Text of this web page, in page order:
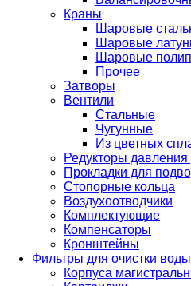
Краны
Шаровые
Шаровые
Шаровые
Прочее
Затворы
Вентили
Стальные
Чугунные
Из цветных
Редукторы
Прокладки для
Стопорные кольца
Воздухоотводчики
Комплектующие
Компенсаторы
Кронштейны
Фильтры для очистки воды
Корпуса